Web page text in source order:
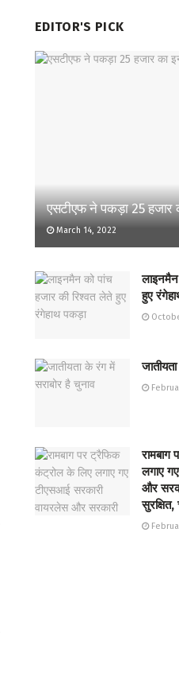
EDITOR'S PICK
एसटीएफ ने पकड़ा 25 हजार
March 14, 2022
लाइनमैन
हुए
लगाए
और
सुरक्षित,